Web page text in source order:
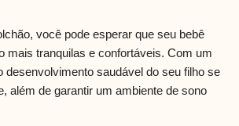
você pode esperar que seu bebê
mais tranquilas e confortáveis. Com um
desenvolvimento saudável do seu filho se
além de garantir um ambiente de sono